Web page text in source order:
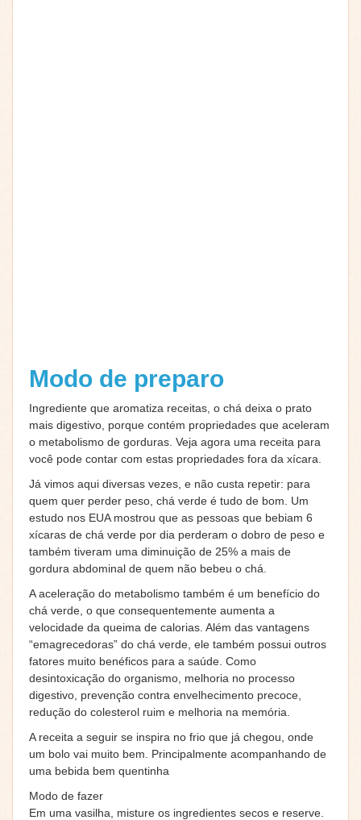
Modo de preparo
Ingrediente que aromatiza receitas, o chá deixa o prato
mais digestivo, porque contém propriedades que aceleram
o metabolismo de gorduras. Veja agora uma receita para
você pode contar com estas propriedades fora da xícara.
Já vimos aqui diversas vezes, e não custa repetir: para
quem quer perder peso, chá verde é tudo de bom. Um
estudo nos EUA mostrou que as pessoas que bebiam 6
xícaras de chá verde por dia perderam o dobro de peso e
também tiveram uma diminuição de 25% a mais de
gordura abdominal de quem não bebeu o chá.
A aceleração do metabolismo também é um benefício do
chá verde, o que consequentemente aumenta a
velocidade da queima de calorias. Além das vantagens
“emagrecedoras” do chá verde, ele também possui outros
fatores muito benéficos para a saúde. Como
desintoxicação do organismo, melhoria no processo
digestivo, prevenção contra envelhecimento precoce,
redução do colesterol ruim e melhoria na memória.
A receita a seguir se inspira no frio que já chegou, onde
um bolo vai muito bem. Principalmente acompanhando de
uma bebida bem quentinha
Modo de fazer
Em uma vasilha, misture os ingredientes secos e reserve.